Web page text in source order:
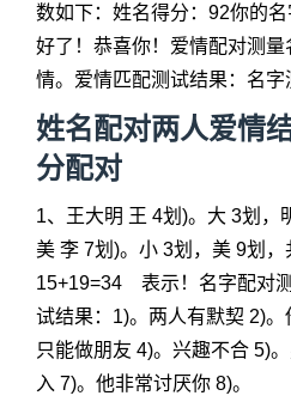
数如下：姓名得分：92你的
好了！恭喜你！爱情配对测
情。爱情匹配测试结果：名字
姓名配对两人爱情
分配对
1、王大明 王 4划)。大 3划，
美 李 7划)。小 3划，美 9划，
15+19=34 表示！名字配对
试结果：1)。两人有默契 2)
只能做朋友 4)。兴趣不合 5)
入 7)。他非常讨厌你 8)。